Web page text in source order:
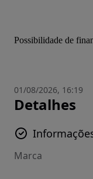
Possibilidade de
01/08/2026, 16:19
Detalhes
Marca